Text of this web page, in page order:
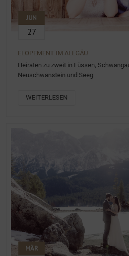
JUN
27
ELOPEMENT IM ALLGÄU
Heiraten zu zweit in Füssen,
Neuschwanstein und Seeg
WEITERLESEN
MÄR